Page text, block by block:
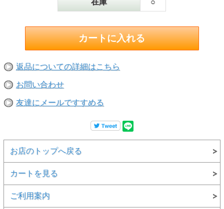
在庫 ○
返品についての詳細はこちら
お問い合わせ
友達にメールですすめる
お店のトップへ戻る
カートを見る
ご利用案内